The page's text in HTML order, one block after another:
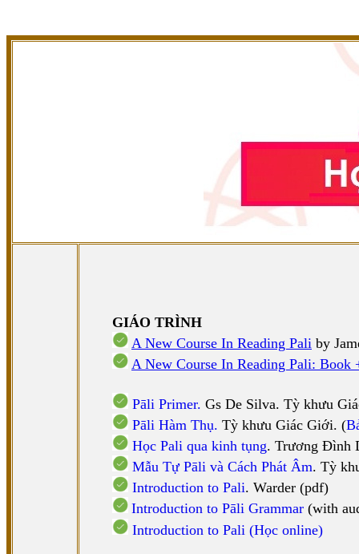
GIÁO TRÌNH
A New Course In Reading Pali by
A New Course In Reading Pali: Book
Pāli Primer. Gs De Silva. Tỳ khưu
Pāli Hàm Thụ. Tỳ khưu Giác Giới. (
Học Pali qua kinh tụng. Trương Đình
Mẫu Tự Pāli và Cách Phát Âm. Tỳ
Introduction to Pali. Warder (pdf)
Introduction to Pāli Grammar (with
Introduction to Pali (Học online)